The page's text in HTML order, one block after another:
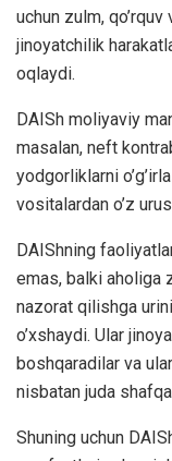
uchun zulm,
jinoyatchilik
oqlaydi.
DAISh moliyaviy
masalan, neft
yodgorliklarni
vositalardan o’z
DAIShning
emas, balki aholiga
nazorat qilishga
o’xshaydi. Ular
boshqaradilar va
nisbatan juda
Shuning uchun